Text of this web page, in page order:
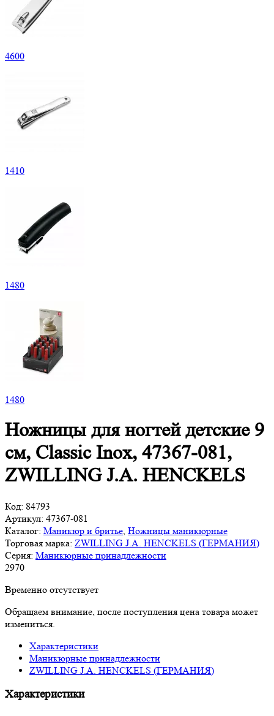
4600
1410
1480
1480
Ножницы для ногтей детские 9
см, Classic Inox, 47367-081,
ZWILLING J.A. HENCKELS
Код: 84793
Артикул: 47367-081
Каталог: Маникюр и бритье Ножницы маникюрные
Торговая марка: ZWILLING J.A. HENCKELS (ГЕРМАНИЯ)
Серия: Маникюрные принадлежности
2970
Временно отсутствует
Обращаем внимание, после поступления цена товара может
измениться.
Характеристики
Маникюрные принадлежности
ZWILLING J.A. HENCKELS (ГЕРМАНИЯ)
Характеристики